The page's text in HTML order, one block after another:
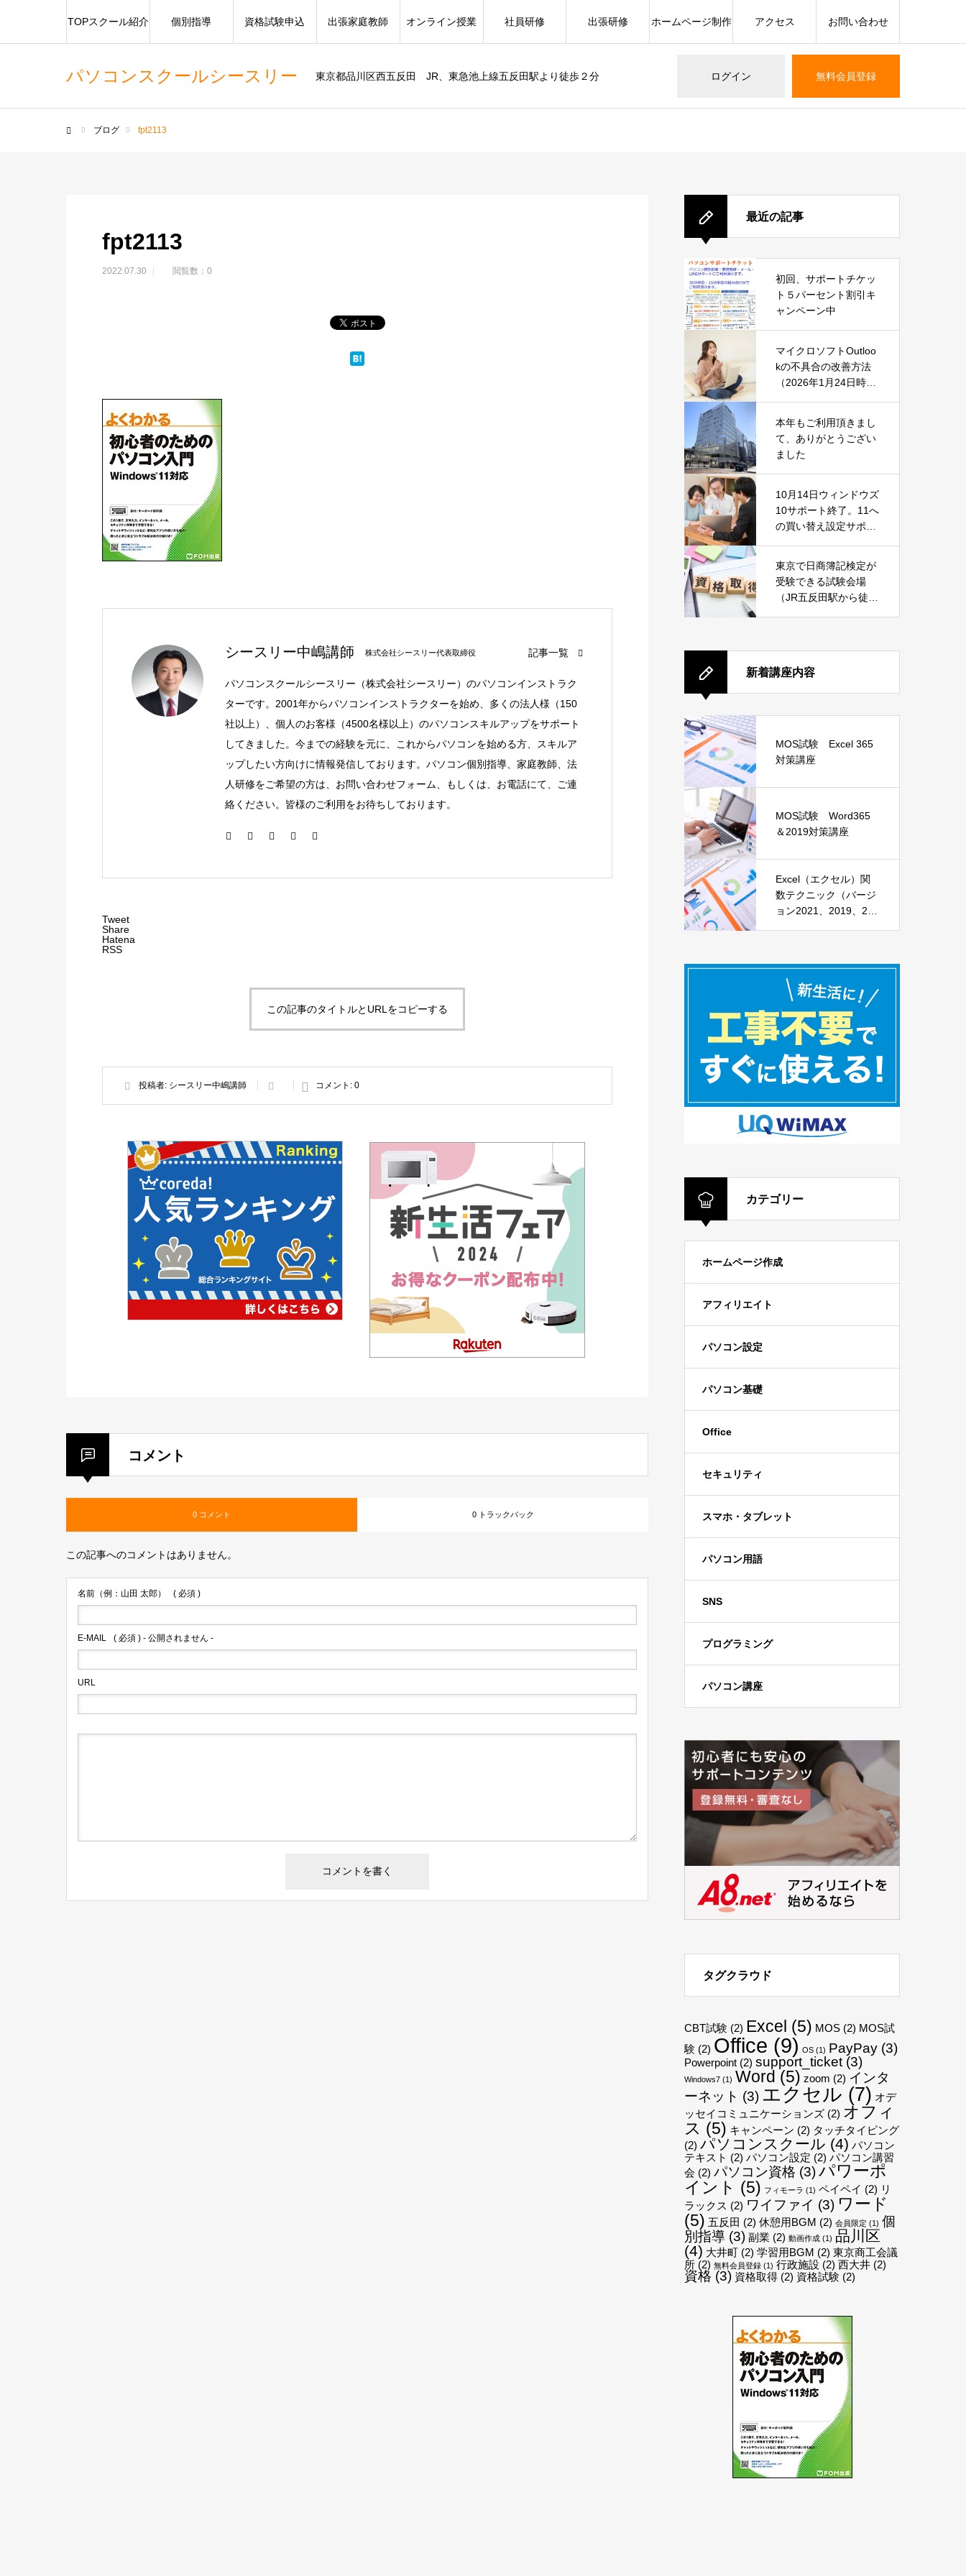
パソコンスクールシースリー 東京都品川区西五反田 JR、東急池上線五反田駅より徒歩２分 ログイン 無料会員登録
TOPスクール紹介 個別指導 資格試験申込 出張家庭教師 オンライン授業 社員研修 出張研修 ホームページ制作 アクセス お問い合わせ
ブログ fpt2113
fpt2113
2022.07.30 閲覧数：0
シースリー中嶋講師 株式会社シースリー代表取締役 記事一覧
パソコンスクールシースリー（株式会社シースリー）のパソコンインストラク
ターです。2001年からパソコンインストラクターを始め、多くの法人様（150
社以上）、個人のお客様（4500名様以上）のパソコンスキルアップをサポート
してきました。今までの経験を元に、これからパソコンを始める方、スキルア
ップしたい方向けに情報発信しております。パソコン個別指導、家庭教師、法
人研修をご希望の方は、お問い合わせフォーム、もしくは、お電話にて、ご連
絡ください。皆様のご利用をお待ちしております。
Tweet
Share
Hatena
RSS
この記事のタイトルとURLをコピーする
投稿者: シースリー中嶋講師 コメント: 0
コメント
0 コメント 0 トラックバック
この記事へのコメントはありません。
名前（例：山田 太郎） ( 必須 )
E-MAIL ( 必須 ) - 公開されません -
URL
最近の記事
初回、サポートチケッ
ト５パーセント割引キ
ャンペーン中
マイクロソフトOutloo
kの不具合の改善方法
（2026年1月24日時
本年もご利用頂きまし
て、ありがとうござい
ました
10月14日ウィンドウズ
10サポート終了。11へ
の買い替え設定サポー
東京で日商簿記検定が
受験できる試験会場
（JR五反田駅から徒歩
新着講座内容
MOS試験 Excel 365
対策講座
MOS試験 Word365
＆2019対策講座
Excel（エクセル）関
数テクニック（バージ
ョン2021、2019、201
カテゴリー
ホームページ作成
アフィリエイト
パソコン設定
パソコン基礎
Office
セキュリティ
スマホ・タブレット
パソコン用語
SNS
プログラミング
パソコン講座
タグクラウド
CBT試験 (2) Excel (5) MOS (2) MOS試
験 (2) Office (9) OS (1) PayPay (3)
Powerpoint (2) support_ticket (3)
Windows7 (1) Word (5) zoom (2) インタ
ーネット (3) エクセル (7) オデ
ッセイコミュニケーションズ (2) オフィ
ス (5) キャンペーン (2) タッチタイピング
(2) パソコンスクール (4) パソコン
テキスト (2) パソコン設定 (2) パソコン講習
会 (2) パソコン資格 (3)パワーポ
イント (5) フィモーラ (1) ペイペイ (2) リ
ラックス (2) ワイファイ (3) ワード
(5) 五反田 (2) 休憩用BGM (2) 会員限定 (1) 個
別指導 (3) 副業 (2) 動画作成 (1) 品川区
(4) 大井町 (2) 学習用BGM (2) 東京商工会議
所 (2) 無料会員登録 (1) 行政施設 (2) 西大井 (2)
資格 (3) 資格取得 (2) 資格試験 (2)